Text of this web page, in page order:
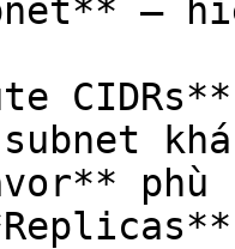
—
phù